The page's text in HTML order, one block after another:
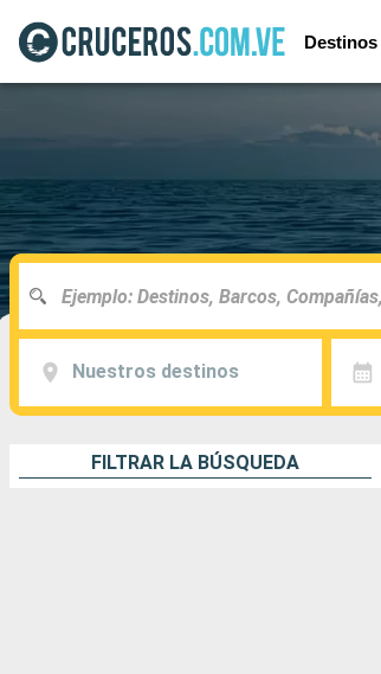
Destinos
Nuestros destinos
FILTRAR LA BÚSQUEDA